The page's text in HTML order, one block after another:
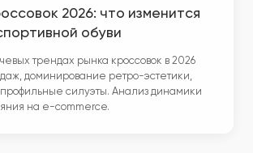
2026: что изменится
обуви
трендах рынка кроссовок в 2026
доминирование ретро-эстетики,
силуэты. Анализ динамики
на e-commerce.